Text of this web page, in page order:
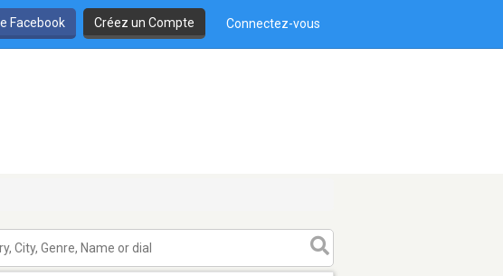
Facebook Créez un Compte Connectez-vous